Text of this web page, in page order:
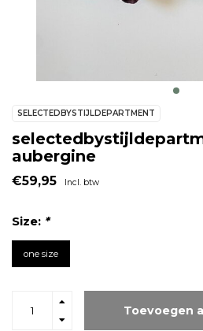
SELECTEDBYSTIJLDEPARTMENT
aubergine
€59,95 Incl. btw
Size: *
one size
Toevoegen